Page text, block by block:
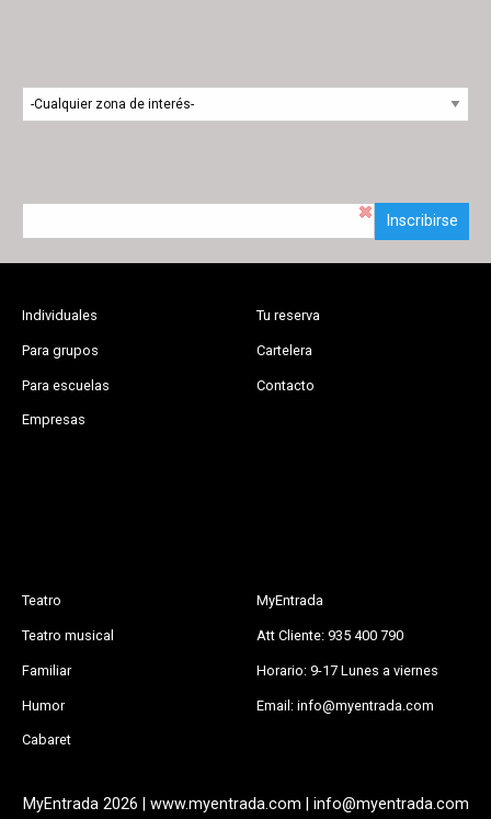
Inscribirse
Individuales
Para grupos
Para escuelas
Empresas
Tu reserva
Cartelera
Contacto
Teatro
Teatro musical
Familiar
Humor
Cabaret
MyEntrada
Att Cliente: 935 400 790
Horario: 9-17 Lunes a viernes
Email: info@myentrada.com
MyEntrada 2026 | www.myentrada.com | info@myentrada.com